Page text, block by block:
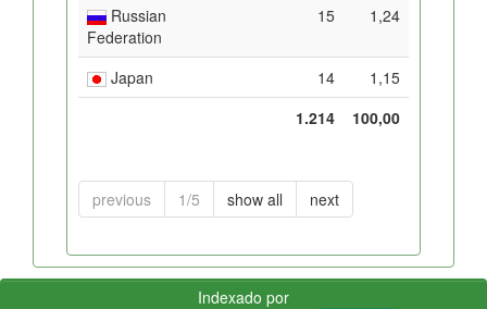
Russian
Federation
15 1,24
Japan 14
1,15
1.214
100,00
previous 1/5 show all next
Indexado por